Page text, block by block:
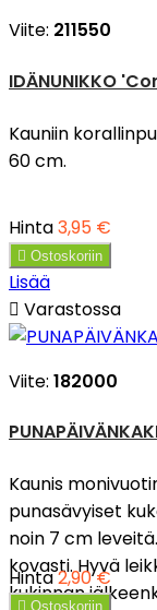
Viite: 211550
IDÄNUNIKKO
Kauniin
60 cm.
Hinta3,95 €
 Ostoskoriin
Lisää
 Varastossa
Viite: 182000
Kaunis
punasävyiset
noin 7 cm
kovasti. Hyvä
kukinnan
Hinta2,90 €
 Ostoskoriin